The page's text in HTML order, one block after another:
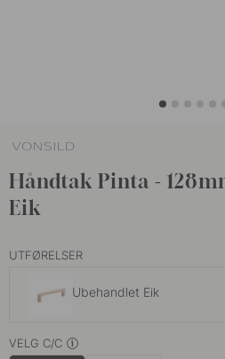
Håndtak Pinta -
Eik
UTFØRELSER
Ubehandlet Eik
Eik
VELG C/C